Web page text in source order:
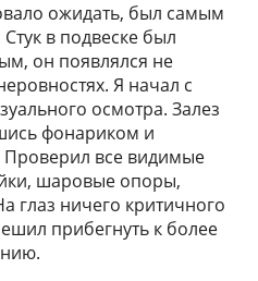
ожидать, был самым
в подвеске был
он появлялся не
Я начал с
осмотра. Залез
фонариком и
все видимые
шаровые опоры,
глаз ничего критичного
прибегнуть к более